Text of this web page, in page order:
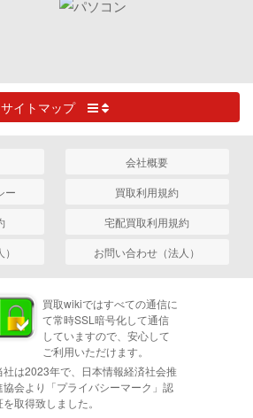
サイトマップ
会社概要
ー
買取利用規約
宅配買取利用規約
お問い合わせ（法人）
買取wikiではすべての通信に
て常時SSL暗号化して通信
していますので、安心して
ご利用いただけます。
社は2023年で、日本情報経済社会推
協会より「プライバシーマーク」認
を取得致しました。